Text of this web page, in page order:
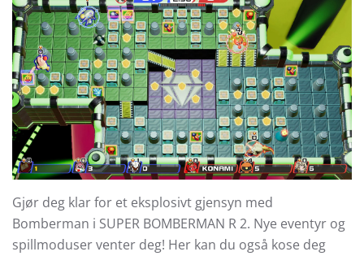
Gjør deg klar for et eksplosivt gjensyn med
Bomberman i SUPER BOMBERMAN R 2. Nye eventyr og
spillmoduser venter deg! Her kan du også kose deg